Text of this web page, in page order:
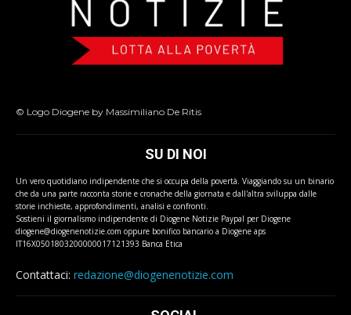
© Logo Diogene by Massimiliano De Ritis
SU DI NOI
Un vero quotidiano indipendente che si occupa della povertà. Viaggiando su un binario
che da una parte racconta storie e cronache della giornata e dall'altra sviluppa dalle
storie inchieste, approfondimenti, analisi e confronti.
Sostieni il giornalismo indipendente di Diogene Notizie Paypal per Diogene
diogene@diogenenotizie.com oppure bonifico bancario a Diogene aps
IT16X0501803200000017121393 Banca Etica
Contattaci: redazione@diogenenotizie.com